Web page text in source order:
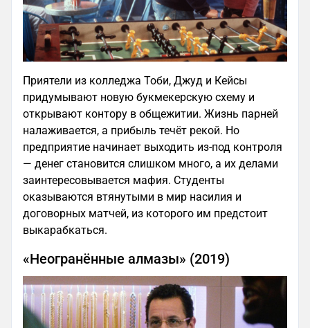
Приятели из колледжа Тоби, Джуд и Кейсы
придумывают новую букмекерскую схему и
открывают контору в общежитии. Жизнь парней
налаживается, а прибыль течёт рекой. Но
предприятие начинает выходить из-под контроля
— денег становится слишком много, а их делами
заинтересовывается мафия. Студенты
оказываются втянутыми в мир насилия и
договорных матчей, из которого им предстоит
выкарабкаться.
«Неогранённые алмазы» (2019)